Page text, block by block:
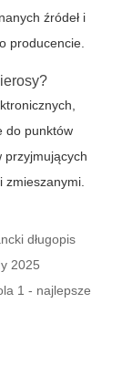
źródeł i
producencie.
do punktów
przyjmujących
długopis
2025
1 - najlepsze